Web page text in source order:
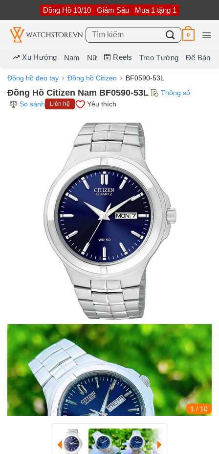
nội
dung
Đồng Hồ 10/10 Giảm Sâu Mua 1 tặng 1
Tìm
kiếm:
0
Xu Hướng Nam Nữ Reels Treo Tường Để Bàn
Đồng hồ đeo tay Đồng hồ Citizen BF0590-53L
Đồng Hồ Citizen Nam BF0590-53L
Thông số
So sánh
Liên hệ Yêu thích
1 / 10